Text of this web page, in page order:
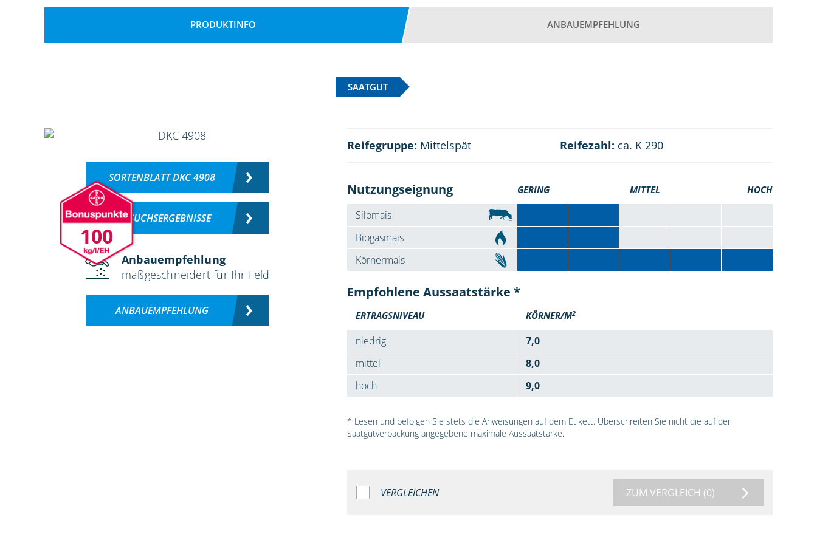
PRODUKTINFO ANBAUEMPFEHLUNG
SAATGUT
100
SORTENBLATT DKC 4908
VERSUCHSERGEBNISSE
Anbauempfehlung
maßgeschneidert für Ihr Feld
ANBAUEMPFEHLUNG
Reifegruppe: Mittelspät Reifezahl: ca. K 290
Nutzungseignung GERING MITTEL HOCH
Silomais
Biogasmais
Körnermais
Empfohlene Aussaatstärke *
ERTRAGSNIVEAU KÖRNER/M2
niedrig
7,0
mittel
8,0
hoch
9,0
* Lesen und befolgen Sie stets die Anweisungen auf dem Etikett. Überschreiten Sie nicht die auf der
Saatgutverpackung angegebene maximale Aussaatstärke.
VERGLEICHEN ZUM VERGLEICH (0)